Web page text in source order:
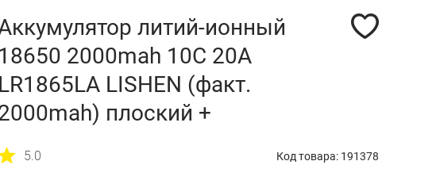
литий-ионный
18650 2000mah 10C 20A
LR1865LA LISHEN (факт.
плоский +
5.0 Код товара: 191378